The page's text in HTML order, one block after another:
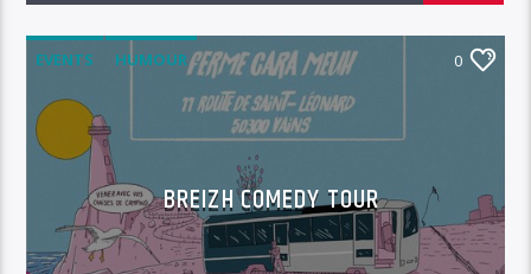
EVENTS HUMOUR 0
BREIZH COMEDY TOUR